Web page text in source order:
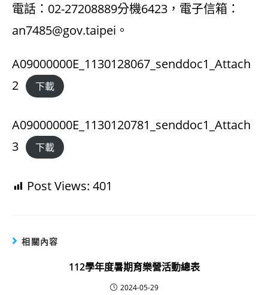
電話：02-27208889分機6423，電子信箱：
an7485@gov.taipei。
A09000000E_1130128067_senddoc1_Attach
2
下載
A09000000E_1130120781_senddoc1_Attach
3
下載
Post Views: 401
相關內容
112學年度暑期育樂營活動總表
2024-05-29